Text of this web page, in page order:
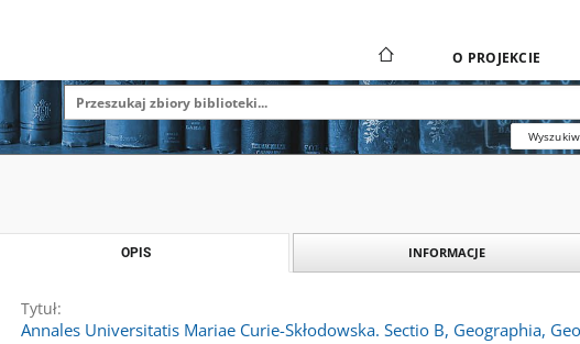
O PROJEKCIE
OPIS INFORMACJE
Tytuł:
Annales Universitatis Mariae Curie-Skłodowska. Sectio B, Geographia,